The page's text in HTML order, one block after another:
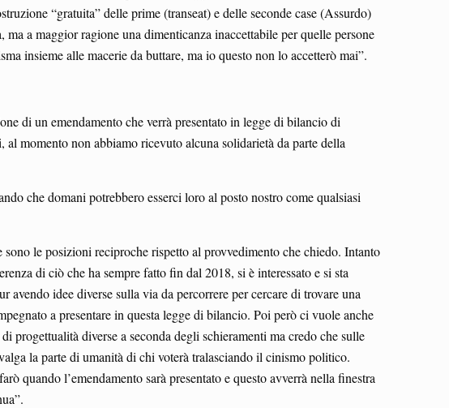
“gratuita” delle prime (transeat) e delle seconde case (Assurdo)
a maggior ragione una dimenticanza inaccettabile per quelle persone
insieme alle macerie da buttare, ma io questo non lo accetterò mai”.
di un emendamento che verrà presentato in legge di bilancio di
momento non abbiamo ricevuto alcuna solidarietà da parte della
che domani potrebbero esserci loro al posto nostro come qualsiasi
le posizioni reciproche rispetto al provvedimento che chiedo. Intanto
di ciò che ha sempre fatto fin dal 2018, si è interessato e si sta
avendo idee diverse sulla via da percorrere per cercare di trovare una
a presentare in questa legge di bilancio. Poi però ci vuole anche
diverse a seconda degli schieramenti ma credo che sulle
la parte di umanità di chi voterà tralasciando il cinismo politico.
quando l’emendamento sarà presentato e questo avverrà nella finestra